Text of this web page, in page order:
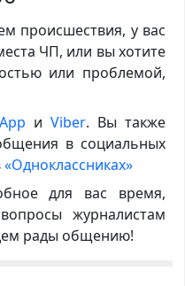
происшествия, у вас
ЧП, или вы хотите
или проблемой,
иViber. Вы также
в социальных
«Одноклассниках»
для вас время,
журналистам
рады общению!